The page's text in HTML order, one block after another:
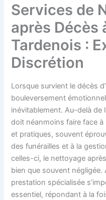
Services de
après Décès
Tardenois :
Discrétion
Lorsque survient le décès
bouleversement
inévitablement. Au-delà de
doit néanmoins faire face
et pratiques, souvent
des funérailles et à la
celles-ci, le nettoyage
bien que souvent
prestation spécialisée
essentiel, répondant à la